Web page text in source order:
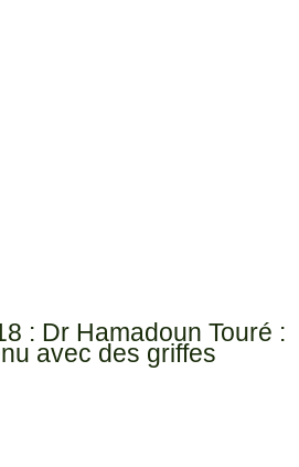
: Dr Hamadoun Touré :
avec des griffes